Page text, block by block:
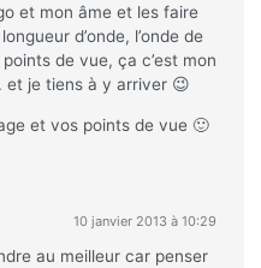
et mon âme et les faire
d’onde, l’onde de
de vue, ça c’est mon
et je tiens à y arriver 😉
et vos points de vue 🙂
10 janvier 2013 à 10:29
au meilleur car penser